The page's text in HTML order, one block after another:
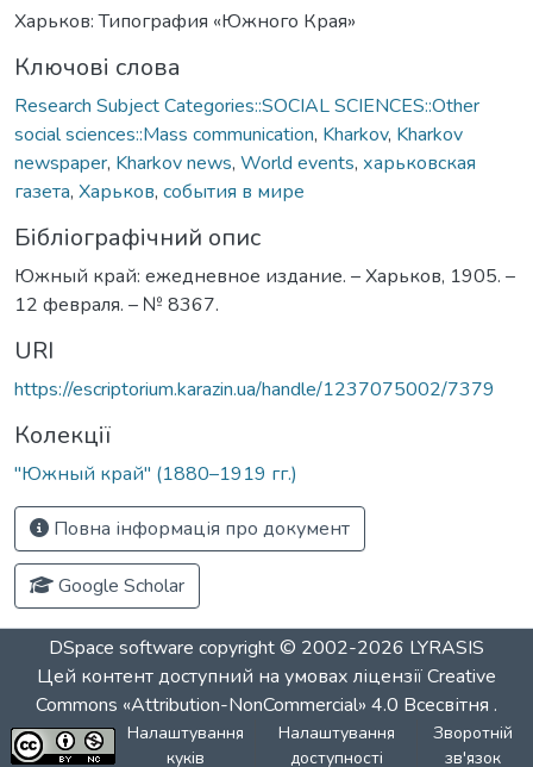
Харьков: Типография «Южного Края»
Ключові слова
Research Subject Categories::SOCIAL SCIENCES::Other
social sciences::Mass communication, Kharkov, Kharkov
newspaper, Kharkov news, World events, харьковская
газета, Харьков, события в мире
Бібліографічний опис
Южный край: ежедневное издание. – Харьков, 1905. –
12 февраля. – № 8367.
URI
https://escriptorium.karazin.ua/handle/1237075002/7379
Колекції
"Южный край" (1880–1919 гг.)
Повна інформація про документ
Google Scholar
DSpace software copyright © 2002-2026 LYRASIS
Цей контент доступний на умовах ліцензіїCreative
Commons «Attribution-NonCommercial» 4.0 Всесвітня .
Налаштування
куків
Налаштування
доступності
Зворотній
зв'язок